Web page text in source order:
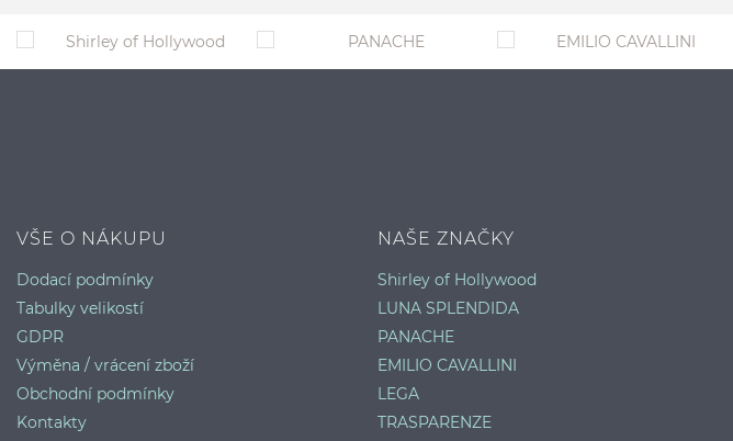
VŠE O NÁKUPU
Dodací podmínky
Tabulky velikostí
GDPR
Výměna / vrácení zboží
Obchodní podmínky
Kontakty
NAŠE ZNAČKY
Shirley of Hollywood
LUNA SPLENDIDA
PANACHE
EMILIO CAVALLINI
LEGA
TRASPARENZE